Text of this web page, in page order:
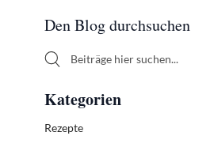
Den Blog durchsuchen
Den Blog durchsuchen
Kategorien
Rezepte